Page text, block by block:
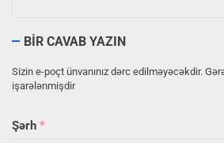
BIR CAVAB YAZIN
Sizin e-poçt ünvanınız dərc edilməyəcəkdir.
işarələnmişdir
Şərh *